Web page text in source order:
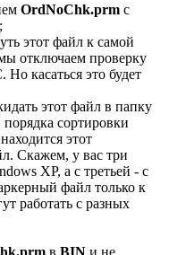
OrdNoChk.prm с
этот файл к самой
отключаем проверку
касаться это будет
этот файл в папку
сортировки
этот
Скажем, у вас три
XP, а с третьей - с
файл только к
работать с разных
в BIN и не